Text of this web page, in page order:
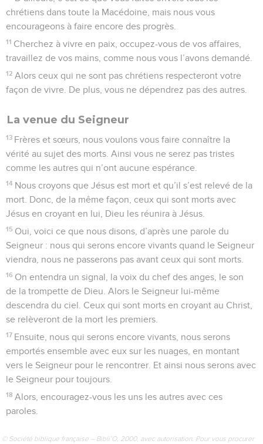
chrétiens dans toute la Macédoine, mais nous vous
encourageons à faire encore des progrès.
11 Cherchez à vivre en paix, occupez-vous de vos affaires,
travaillez de vos mains, comme nous vous l’avons demandé.
12 Alors ceux qui ne sont pas chrétiens respecteront votre
façon de vivre. De plus, vous ne dépendrez pas des autres.
La venue du Seigneur
13 Frères et sœurs, nous voulons vous faire connaître la
vérité au sujet des morts. Ainsi vous ne serez pas tristes
comme les autres qui n’ont aucune espérance.
14 Nous croyons que Jésus est mort et qu’il s’est relevé de la
mort. Donc, de la même façon, ceux qui sont morts avec
Jésus en croyant en lui, Dieu les réunira à Jésus.
15 Oui, voici ce que nous disons, d’après une parole du
Seigneur : nous qui serons encore vivants quand le Seigneur
viendra, nous ne passerons pas avant ceux qui sont morts.
16 On entendra un signal, la voix du chef des anges, le son
de la trompette de Dieu. Alors le Seigneur lui-même
descendra du ciel. Ceux qui sont morts en croyant au Christ,
se relèveront de la mort les premiers.
17 Ensuite, nous qui serons encore vivants, nous serons
emportés ensemble avec eux sur les nuages, en montant
vers le Seigneur pour le rencontrer. Et ainsi nous serons avec
le Seigneur pour toujours.
18 Alors, encouragez-vous les uns les autres avec ces
paroles.
© Société biblique française – Bibli’O, 2000, avec autorisation. Pour vous procurer